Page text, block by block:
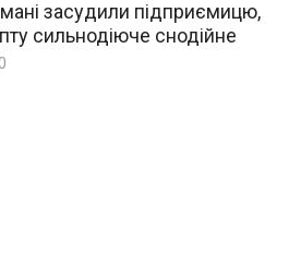
сильнодіюче снодійне
0